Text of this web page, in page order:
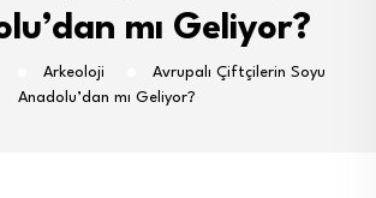
mı Geliyor?
Arkeoloji
Avrupalı Çiftçilerin Soyu
Anadolu’dan mı Geliyor?